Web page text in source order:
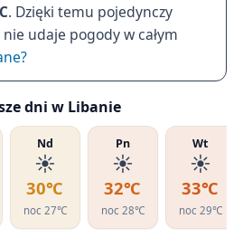
. Dzięki temu pojedynczy
udaje pogody w całym
dni w Libanie
Nd
☀️
30℃
noc 27℃
Pn
☀️
32℃
noc 28℃
Wt
☀️
33℃
noc 29℃